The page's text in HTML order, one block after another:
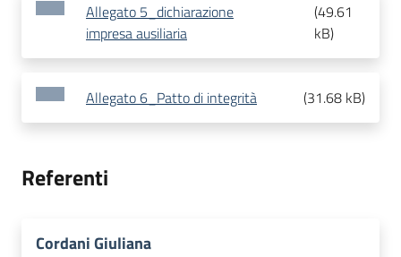
Allegato 5_dichiarazione
impresa ausiliaria
(49.61
kB)
Allegato 6_Patto di integrità (31.68 kB)
Referenti
Cordani Giuliana